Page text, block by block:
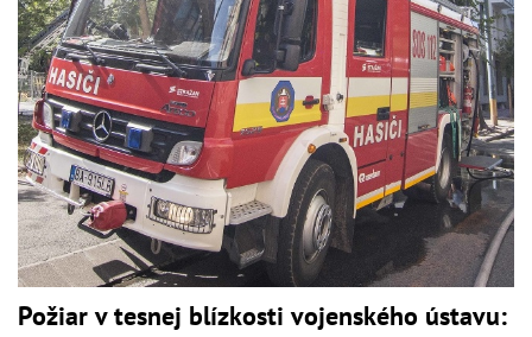
Požiar v tesnej blízkosti vojenského ústavu: